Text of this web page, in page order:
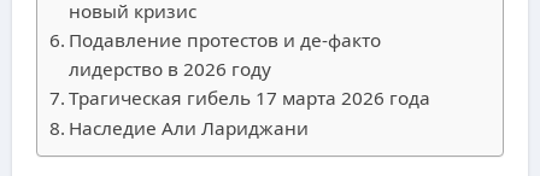
новый кризис
Подавление протестов и де-факто
лидерство в 2026 году
Трагическая гибель 17 марта 2026 года
Наследие Али Лариджани